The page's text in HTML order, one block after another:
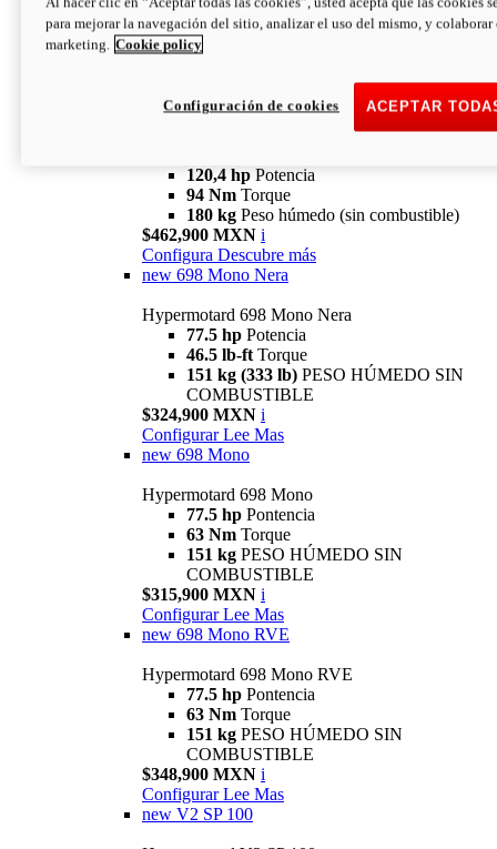
94 NmTorque
180 kgPESO HÚMEDO SIN
COMBUSTIBLE
newV2 SP
120,4 hp Potencia
94 Nm Torque
180 kg Peso húmedo (sin combustible)
$462,900 MXN i
Configura Descubre más
new 698 Mono Nera
Hypermotard 698 Mono Nera
77.5 hp Potencia
46.5 lb-ft Torque
151 kg (333 lb) PESO HÚMEDO SIN
COMBUSTIBLE
$324,900 MXN i
Configurar Lee Mas
new 698 Mono
Hypermotard 698 Mono
77.5 hp Pontencia
63 Nm Torque
151 kg PESO HÚMEDO SIN
COMBUSTIBLE
$315,900 MXN i
Configurar Lee Mas
new 698 Mono RVE
Hypermotard 698 Mono RVE
77.5 hp Pontencia
63 Nm Torque
151 kg PESO HÚMEDO SIN
COMBUSTIBLE
$348,900 MXN i
Configurar Lee Mas
new V2 SP 100
para mejorar la navegación del sitio, analizar el uso del mismo, y colaborar
marketing. Cookie policy
ACEPTAR
Configuración de cookies